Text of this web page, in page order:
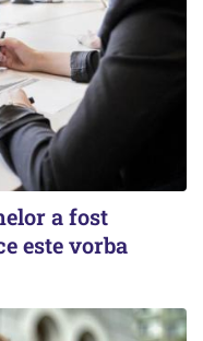
a fost
este vorba